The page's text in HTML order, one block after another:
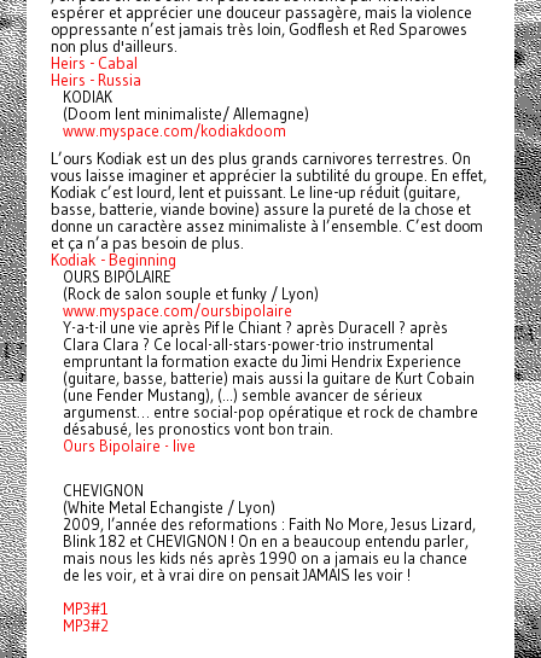
espérer et apprécier une douceur passagère, mais la violence
oppressante n’est jamais très loin, Godflesh et Red Sparowes
non plus d'ailleurs.
Heirs - Cabal
Heirs - Russia
KODIAK
(Doom lent minimaliste/ Allemagne)
www.myspace.com/kodiakdoom
L’ours Kodiak est un des plus grands carnivores terrestres. On
vous laisse imaginer et apprécier la subtilité du groupe. En effet,
Kodiak c’est lourd, lent et puissant. Le line-up réduit (guitare,
basse, batterie, viande bovine) assure la pureté de la chose et
donne un caractère assez minimaliste à l’ensemble. C’est doom
et ça n’a pas besoin de plus.
Kodiak - Beginning
OURS BIPOLAIRE
(Rock de salon souple et funky / Lyon)
www.myspace.com/oursbipolaire
Y-a-t-il une vie après Pif le Chiant ? après Duracell ? après
Clara Clara ? Ce local-all-stars-power-trio instrumental
empruntant la formation exacte du Jimi Hendrix Experience
(guitare, basse, batterie) mais aussi la guitare de Kurt Cobain
(une Fender Mustang), (...) semble avancer de sérieux
argumenst… entre social-pop opératique et rock de chambre
désabusé, les pronostics vont bon train.
Ours Bipolaire - live
CHEVIGNON
(White Metal Echangiste / Lyon)
2009, l’année des reformations : Faith No More, Jesus Lizard,
Blink 182 et CHEVIGNON ! On en a beaucoup entendu parler,
mais nous les kids nés après 1990 on a jamais eu la chance
de les voir, et à vrai dire on pensait JAMAIS les voir !
MP3#1
MP3#2